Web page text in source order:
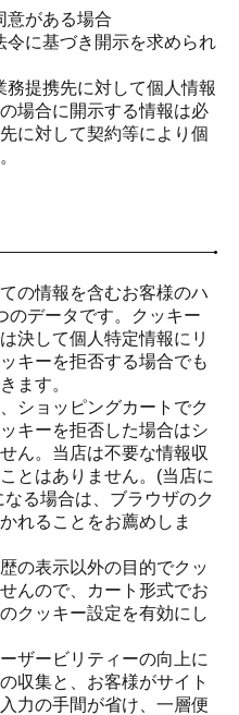
意がある場合
令に基づき開示を求められ
提携先に対して個人情報
場合に開示する情報は必
に対して契約等により個
の情報を含むお客様のハ
のデータです。クッキー
決して個人特定情報にリ
キーを拒否する場合でも
ます。
ショッピングカートでク
キーを拒否した場合はシ
ん。当店は不要な情報収
とはありません。(当店に
る場合は、ブラウザのク
れることをお薦めしま
の表示以外の目的でクッ
んので、カート形式でお
クッキー設定を有効にし
ザービリティーの向上に
収集と、お客様がサイト
力の手間が省け、一層便